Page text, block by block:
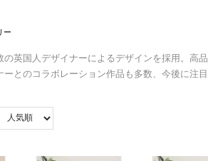
ー
の英国人デザイナーによるデザインを採用。高
とのコラボレーション作品も多数、今後に注目